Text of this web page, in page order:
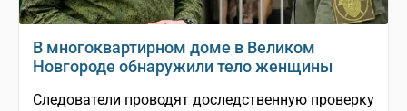
В многоквартирном доме в Великом
Новгороде обнаружили тело женщины
Следователи проводят доследственную проверку